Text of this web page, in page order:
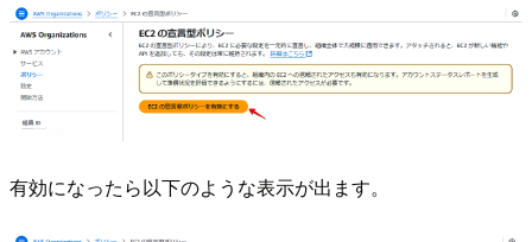
有効になったら以下のような表示が出ます。